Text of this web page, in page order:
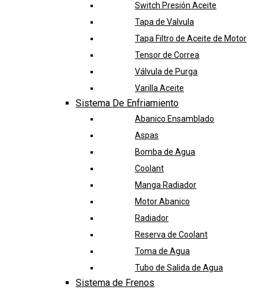
Switch Presión Aceite
Tapa de Valvula
Tapa Filtro de Aceite de Motor
Tensor de Correa
Válvula de Purga
Varilla Aceite
Sistema De Enfriamiento
Abanico Ensamblado
Aspas
Bomba de Agua
Coolant
Manga Radiador
Motor Abanico
Radiador
Reserva de Coolant
Toma de Agua
Tubo de Salida de Agua
Sistema de Frenos